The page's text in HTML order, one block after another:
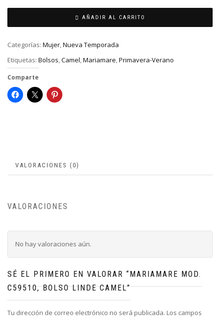
AÑADIR AL CARRITO
Categorías: Mujer,Nueva Temporada
Etiquetas: Bolsos,Camel,Mariamare,Primavera-Verano
Comparte
VALORACIONES (0)
VALORACIONES
No hay valoraciones aún.
SÉ EL PRIMERO EN VALORAR “MARIAMARE MOD.
C59510, BOLSO LINDE CAMEL”
Tu dirección de correo electrónico no será publicada. Los campos